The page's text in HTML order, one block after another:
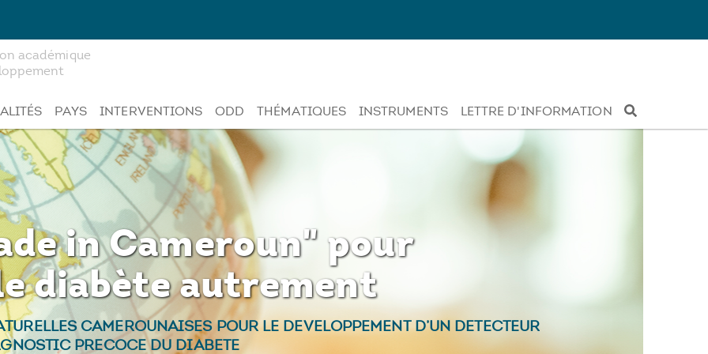
académique
PAYS INTERVENTIONS ODD THÉMATIQUES INSTRUMENTS LETTRE D'INFORMATION
in Cameroun" pour
diabète autrement
CAMEROUNAISES POUR LE DEVELOPPEMENT D’UN DETECTEUR
PRECOCE DU DIABETE